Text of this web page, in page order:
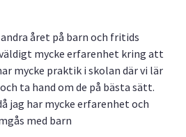
året på barn och fritids
mycke erfarenhet kring att
mycke praktik i skolan där vi lär
ta hand om de på bästa sätt.
jag har mycke erfarenhet och
med barn